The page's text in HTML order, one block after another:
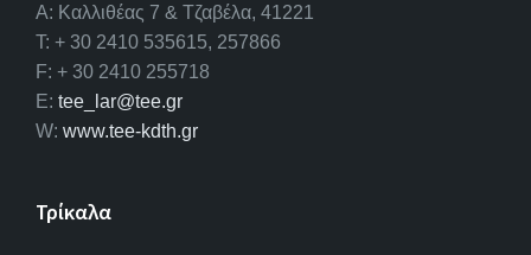
A: Καλλιθέας 7 & Τζαβέλα, 41221
T: + 30 2410 535615, 257866
F: + 30 2410 255718
E: tee_lar@tee.gr
W: www.tee-kdth.gr
Τρίκαλα